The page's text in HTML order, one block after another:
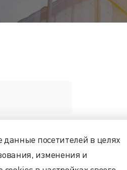
данные посетителей в целях
изменения и